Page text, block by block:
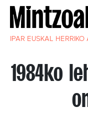
IPAR EUSKAL
1984ko